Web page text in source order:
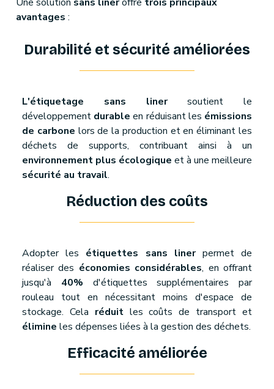
avantages :
Durabilité et sécurité améliorées
L'étiquetage sans linersoutient le
développement durable en réduisant les émissions
de carbone lors de la production et en éliminant les
déchets de supports, contribuant ainsi à un
environnement plus écologique et à une meilleure
sécurité au travail.
Réduction des coûts
Adopter les étiquettes sans linerpermet de
réaliser des économies considérables, en offrant
jusqu'à 40% d'étiquettes supplémentaires par
rouleau tout en nécessitant moins d'espace de
stockage. Cela réduitles coûts de transport et
élimine les dépenses liées à la gestion des déchets.
Efficacité améliorée